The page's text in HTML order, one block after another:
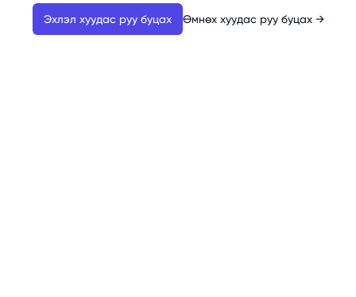
Эхлэл хуудас руу буцах Өмнөх хуудас руу буцах →